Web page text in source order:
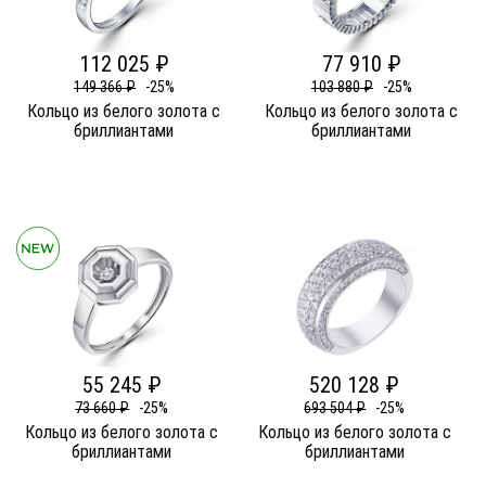
112 025 ₽
149 366 ₽ -25%
Кольцо из белого золота c
бриллиантами
77 910 ₽
103 880 ₽ -25%
Кольцо из белого золота c
бриллиантами
55 245 ₽
73 660 ₽ -25%
Кольцо из белого золота c
бриллиантами
520 128 ₽
693 504 ₽ -25%
Кольцо из белого золота c
бриллиантами